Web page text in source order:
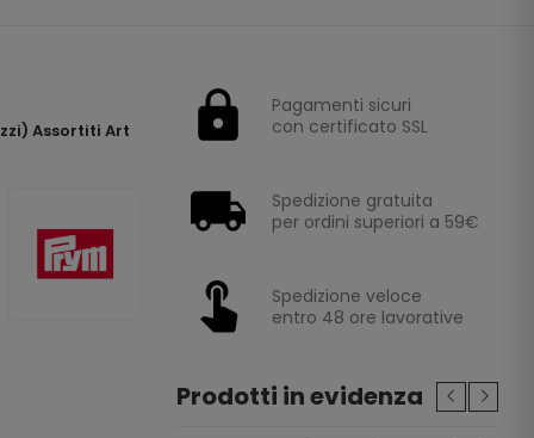
Assortiti Art
Pagamenti sicuri
con certificato SSL
Spedizione gratuita
per ordini superiori a 59€
Spedizione veloce
entro 48 ore lavorative
Prodotti in evidenza